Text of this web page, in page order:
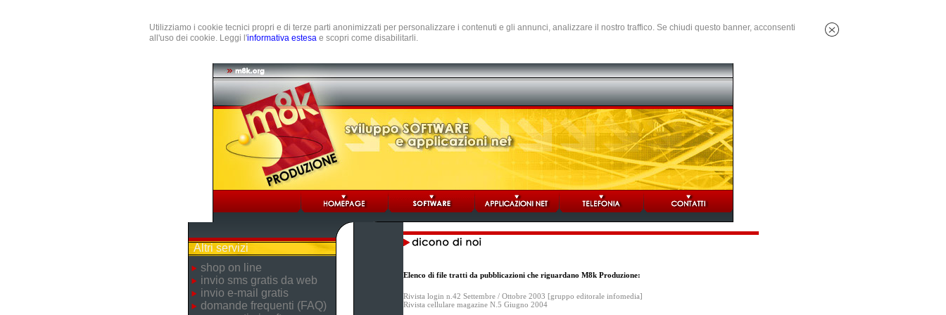
Utilizziamo i cookie tecnici propri e di terze parti anonimizzati per personalizzare i contenuti e gli annunci, analizzare il nostro traffico. Se chiudi questo banner, acconsenti
all'uso dei cookie. Leggi l'informativa estesa e scopri come disabilitarli.
Altri servizi
shop on line
invio sms gratis da web
invio e-mail gratis
domande frequenti (FAQ)
Elenco di file tratti da pubblicazioni che riguardano M8k Produzione:
Rivista login n.42 Settembre / Ottobre 2003 [gruppo editorale infomedia]
Rivista cellulare magazine N.5 Giugno 2004